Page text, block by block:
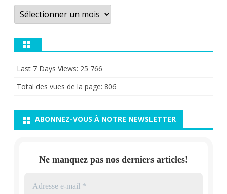
Archives
Last 7 Days Views: 25 766
Total des vues de la page: 806
ABONNEZ-VOUS À NOTRE NEWSLETTER
Ne manquez pas nos derniers articles!